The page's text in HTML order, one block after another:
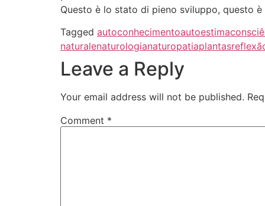
Questo è lo stato di pieno sviluppo, questo è
Tagged autoconhecimentoautoestima
naturalenaturologianaturopatiaplantas
Leave a Reply
Your email address will not be published.
Comment *